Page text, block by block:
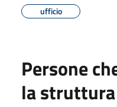
ufficio
Persone
la struttura